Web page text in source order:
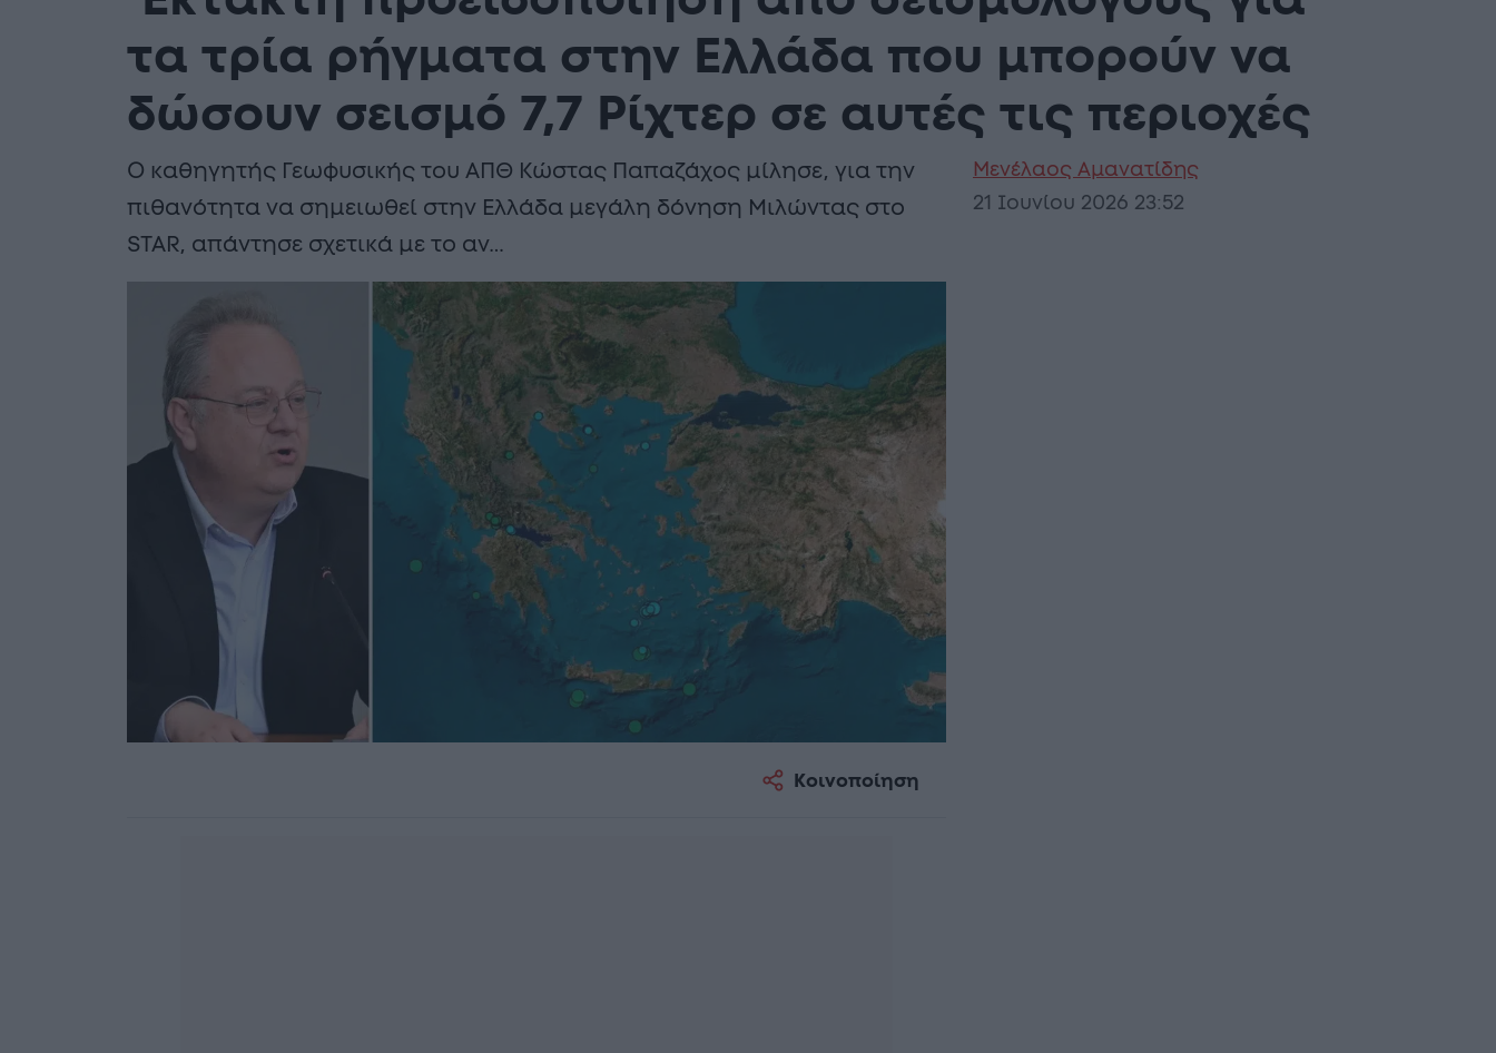
τα τρία ρήγματα στην Ελλάδα που μπορούν να
δώσουν σεισμό 7,7 Ρίχτερ σε αυτές τις περιοχές
Ο καθηγητής Γεωφυσικής του ΑΠΘ Κώστας Παπαζάχος μίλησε, για την
πιθανότητα να σημειωθεί στην Ελλάδα μεγάλη δόνηση Μιλώντας στο
STAR, απάντησε σχετικά με το αν…
Μενέλαος Αμανατίδης
21 Ιουνίου 2026 23:52
Κοινοποίηση